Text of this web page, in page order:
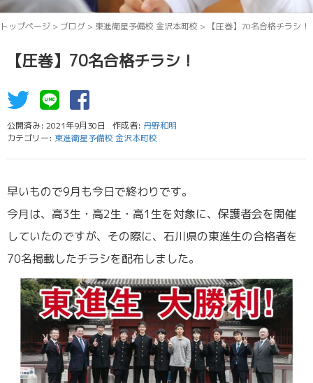
トップページ > ブログ > 東進衛星予備校 金沢本町校 > 【圧巻】70名合格チラシ！
【圧巻】70名合格チラシ！
公開済み: 2021年9月30日 作成者: 丹野和明
カテゴリー: 東進衛星予備校 金沢本町校
早いもので9月も今日で終わりです。
今月は、高3生・高2生・高1生を対象に、保護者会を開催
していたのですが、その際に、石川県の東進生の合格者を
70名掲載したチラシを配布しました。